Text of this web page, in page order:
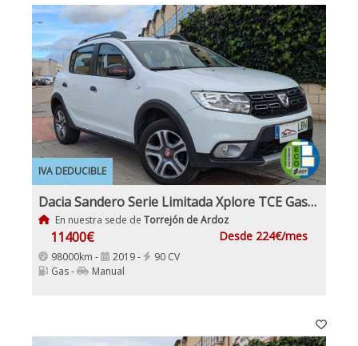
IVA DEDUCIBLE
Dacia Sandero Serie Limitada Xplore TCE Gasolina y GLP
En nuestra sede de Torrejón de Ardoz
11400€ Desde 224€/mes
98000km - 2019 -
90 CV
Gas -
Manual